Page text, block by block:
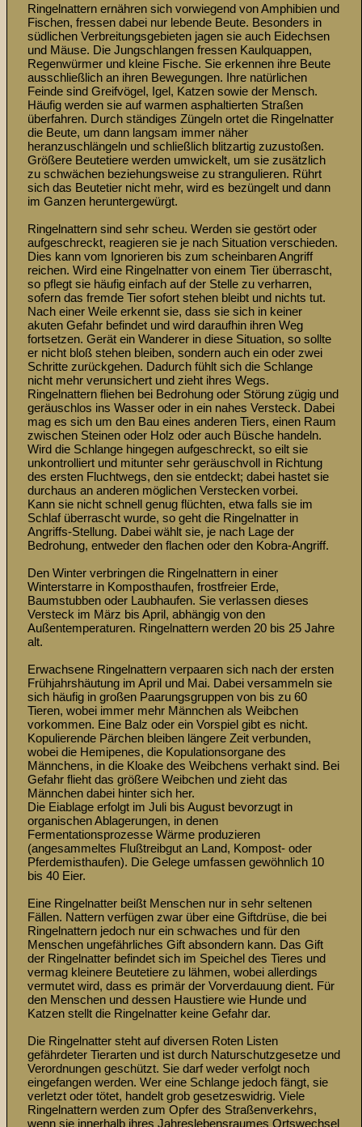
Ringelnattern ernähren sich vorwiegend von Amphibien und
Fischen, fressen dabei nur lebende Beute. Besonders in
südlichen Verbreitungsgebieten jagen sie auch Eidechsen
und Mäuse. Die Jungschlangen fressen Kaulquappen,
Regenwürmer und kleine Fische. Sie erkennen ihre Beute
ausschließlich an ihren Bewegungen. Ihre natürlichen
Feinde sind Greifvögel, Igel, Katzen sowie der Mensch.
Häufig werden sie auf warmen asphaltierten Straßen
überfahren. Durch ständiges Züngeln ortet die Ringelnatter
die Beute, um dann langsam immer näher
heranzuschlängeln und schließlich blitzartig zuzustoßen.
Größere Beutetiere werden umwickelt, um sie zusätzlich
zu schwächen beziehungsweise zu strangulieren. Rührt
sich das Beutetier nicht mehr, wird es bezüngelt und dann
im Ganzen heruntergewürgt.
Ringelnattern sind sehr scheu. Werden sie gestört oder
aufgeschreckt, reagieren sie je nach Situation verschieden.
Dies kann vom Ignorieren bis zum scheinbaren Angriff
reichen. Wird eine Ringelnatter von einem Tier überrascht,
so pflegt sie häufig einfach auf der Stelle zu verharren,
sofern das fremde Tier sofort stehen bleibt und nichts tut.
Nach einer Weile erkennt sie, dass sie sich in keiner
akuten Gefahr befindet und wird daraufhin ihren Weg
fortsetzen. Gerät ein Wanderer in diese Situation, so sollte
er nicht bloß stehen bleiben, sondern auch ein oder zwei
Schritte zurückgehen. Dadurch fühlt sich die Schlange
nicht mehr verunsichert und zieht ihres Wegs.
Ringelnattern fliehen bei Bedrohung oder Störung zügig und
geräuschlos ins Wasser oder in ein nahes Versteck. Dabei
mag es sich um den Bau eines anderen Tiers, einen Raum
zwischen Steinen oder Holz oder auch Büsche handeln.
Wird die Schlange hingegen aufgeschreckt, so eilt sie
unkontrolliert und mitunter sehr geräuschvoll in Richtung
des ersten Fluchtwegs, den sie entdeckt; dabei hastet sie
durchaus an anderen möglichen Verstecken vorbei.
Kann sie nicht schnell genug flüchten, etwa falls sie im
Schlaf überrascht wurde, so geht die Ringelnatter in
Angriffs-Stellung. Dabei wählt sie, je nach Lage der
Bedrohung, entweder den flachen oder den Kobra-Angriff.
Den Winter verbringen die Ringelnattern in einer
Winterstarre in Komposthaufen, frostfreier Erde,
Baumstubben oder Laubhaufen. Sie verlassen dieses
Versteck im März bis April, abhängig von den
Außentemperaturen. Ringelnattern werden 20 bis 25 Jahre
alt.
Erwachsene Ringelnattern verpaaren sich nach der ersten
Frühjahrshäutung im April und Mai. Dabei versammeln sie
sich häufig in großen Paarungsgruppen von bis zu 60
Tieren, wobei immer mehr Männchen als Weibchen
vorkommen. Eine Balz oder ein Vorspiel gibt es nicht.
Kopulierende Pärchen bleiben längere Zeit verbunden,
wobei die Hemipenes, die Kopulationsorgane des
Männchens, in die Kloake des Weibchens verhakt sind. Bei
Gefahr flieht das größere Weibchen und zieht das
Männchen dabei hinter sich her.
Die Eiablage erfolgt im Juli bis August bevorzugt in
organischen Ablagerungen, in denen
Fermentationsprozesse Wärme produzieren
(angesammeltes Flußtreibgut an Land, Kompost- oder
Pferdemisthaufen). Die Gelege umfassen gewöhnlich 10
bis 40 Eier.
Eine Ringelnatter beißt Menschen nur in sehr seltenen
Fällen. Nattern verfügen zwar über eine Giftdrüse, die bei
Ringelnattern jedoch nur ein schwaches und für den
Menschen ungefährliches Gift absondern kann. Das Gift
der Ringelnatter befindet sich im Speichel des Tieres und
vermag kleinere Beutetiere zu lähmen, wobei allerdings
vermutet wird, dass es primär der Vorverdauung dient. Für
den Menschen und dessen Haustiere wie Hunde und
Katzen stellt die Ringelnatter keine Gefahr dar.
Die Ringelnatter steht auf diversen Roten Listen
gefährdeter Tierarten und ist durch Naturschutzgesetze und
Verordnungen geschützt. Sie darf weder verfolgt noch
eingefangen werden. Wer eine Schlange jedoch fängt, sie
verletzt oder tötet, handelt grob gesetzeswidrig. Viele
Ringelnattern werden zum Opfer des Straßenverkehrs,
wenn sie innerhalb ihres Jahreslebensraumes Ortswechsel